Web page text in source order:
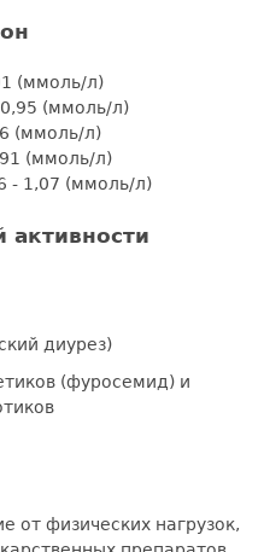
(ммоль/л)
(ммоль/л)
(ммоль/л)
(ммоль/л)
- 1,07 (ммоль/л)
диурез)
(фуросемид) и
от физических нагрузок,